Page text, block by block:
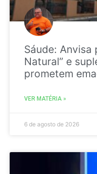
Sáude: Anvisa
Natural” e
prometem
VER MATÉRIA »
6 de agosto de 2026